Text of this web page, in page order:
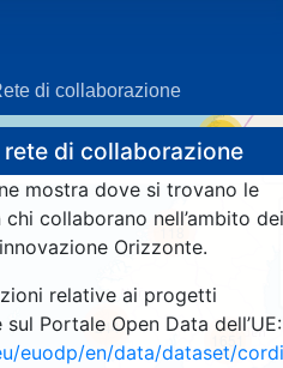
di collaborazione
di collaborazione
mostra dove si trovano le
collaborano nell’ambito dei
Orizzonte.
relative ai progetti
Portale Open Data dell’UE:
euodp/en/data/dataset/
118
244
1651